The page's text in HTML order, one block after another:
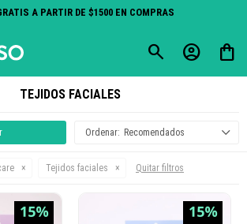
A PARTIR DE $1500 EN COMPRAS
TEJIDOS FACIALES
Recomendados
Tejidos faciales Quitar filtros